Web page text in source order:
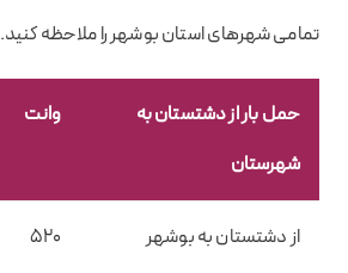
تمامی شهرهای استان بوشهر را ملاحظه کنید.
حمل بار از دشتستان به
شهرستان
وانت
از دشتستان به بوشهر 520